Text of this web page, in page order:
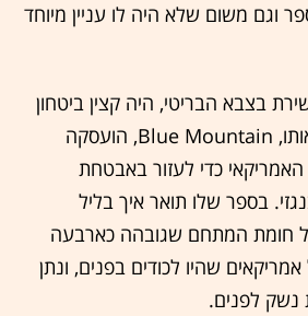
וגם משום שלא היה לו עניין מיוחד
בצבא הבריטי, היה קצין ביטחון
שהחברה שהעסיקה אותו, Blue Mountain, הועסקה
האמריקאי כדי לעזור באבטחת
בספר שלו תואר איך בליל
חומת המתחם שגובהה כארבעה
שהיו לכודים בפנים, ונתן
נשק לפנים.